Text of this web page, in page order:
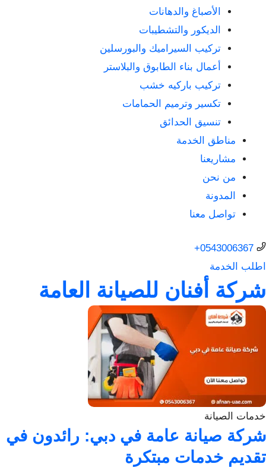
الأصباغ والدهانات
الديكور والتشطيبات
تركيب السيراميك والبورسلين
أعمال بناء الطابوق والبلاستر
تركيب باركيه خشب
تكسير وترميم الحمامات
تنسيق الحدائق
مناطق الخدمة
مشاريعنا
من نحن
المدونة
تواصل معنا
0543006367+
اطلب الخدمة
شركة أفنان للصيانة العامة
خدمات الصيانة
شركة صيانة عامة في دبي: رائدون في
تقديم خدمات مبتكرة